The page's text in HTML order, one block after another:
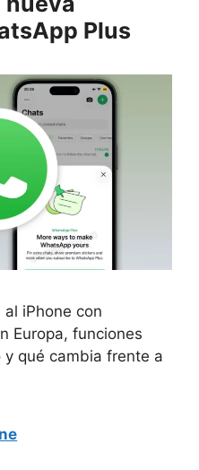
Plus
iPhone con
Europa, funciones
qué cambia frente a